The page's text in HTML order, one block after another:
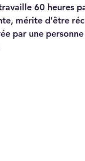
60 heures
mérite d'être
par une